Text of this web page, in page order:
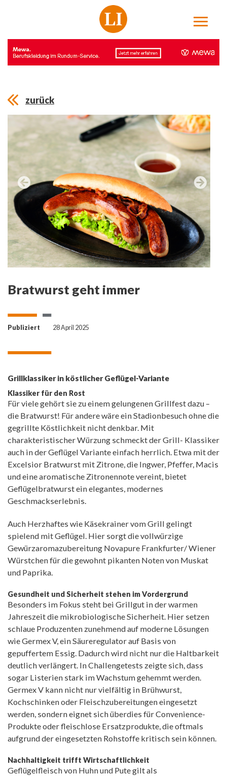
zurück
Bratwurst geht immer
Publiziert 28 April 2025
Grillklassiker in köstlicher Geflügel-Variante
Klassiker für den Rost
Für viele gehört sie zu einem gelungenen Grillfest dazu –
die Bratwurst! Für andere wäre ein Stadionbesuch ohne die
gegrillte Köstlichkeit nicht denkbar. Mit
charakteristischer Würzung schmeckt der Grill- Klassiker
auch in der Geflügel Variante einfach herrlich. Etwa mit der
Excelsior Bratwurst mit Zitrone, die Ingwer, Pfeffer, Macis
und eine aromatische Zitronennote vereint, bietet
Geflügelbratwurst ein elegantes, modernes
Geschmackserlebnis.
Auch Herzhaftes wie Käsekrainer vom Grill gelingt
spielend mit Geflügel. Hier sorgt die vollwürzige
Gewürzaromazubereitung Novapure Frankfurter/ Wiener
Würstchen für die gewohnt pikanten Noten von Muskat
und Paprika.
Gesundheit und Sicherheit stehen im Vordergrund
Besonders im Fokus steht bei Grillgut in der warmen
Jahreszeit die mikrobiologische Sicherheit. Hier setzen
schlaue Produzenten zunehmend auf moderne Lösungen
wie Germex V, ein Säureregulator auf Basis von
gepuffertem Essig. Dadurch wird nicht nur die Haltbarkeit
deutlich verlängert. In Challengetests zeigte sich, dass
sogar Listerien stark im Wachstum gehemmt werden.
Germex V kann nicht nur vielfältig in Brühwurst,
Kochschinken oder Fleischzubereitungen eingesetzt
werden, sondern eignet sich überdies für Convenience-
Produkte oder fleischlose Ersatzprodukte, die oftmals
aufgrund der eingesetzten Rohstoffe kritisch sein können.
Nachhaltigkeit trifft Wirtschaftlichkeit
Geflügelfleisch von Huhn und Pute gilt als